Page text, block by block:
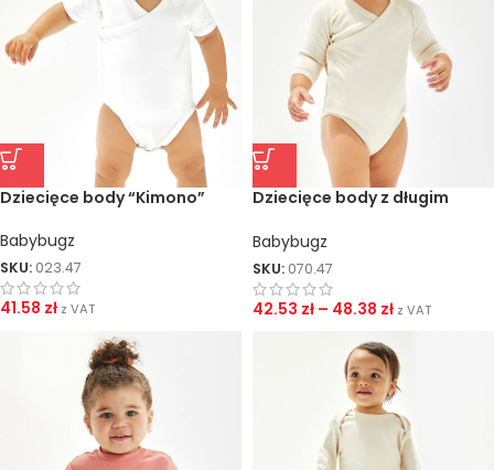
Dziecięce body “Kimono”
Babybugz
SKU: 023.47
41.58 zł z VAT
Dziecięce body z długim
Babybugz
SKU: 070.47
42.53 zł – 48.38 zł z VAT